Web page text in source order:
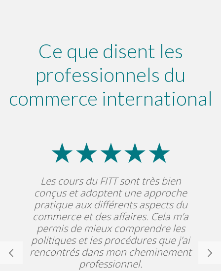
Ce que disent les
professionnels du
commerce international
Les cours du FITT sont très bien
conçus et adoptent une approche
pratique aux différents aspects du
commerce et des affaires. Cela m’a
permis de mieux comprendre les
politiques et les procédures que j’ai
rencontrés dans mon cheminement
professionnel.